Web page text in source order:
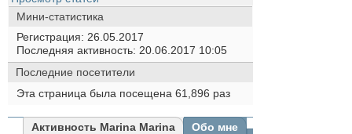
Мини-статистика
Регистрация
26.05.2017
Последняя активность 20.06.2017 10:05
Последние посетители
Эта страница была посещена 61,896 раз
Активность Marina Marina Обо мне